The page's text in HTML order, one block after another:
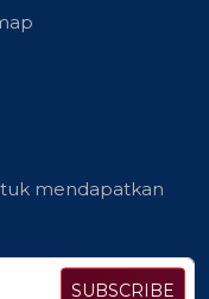
mendapatkan
SUBSCRIBE